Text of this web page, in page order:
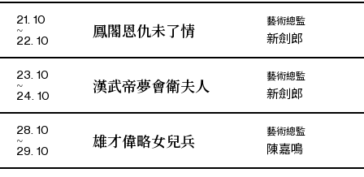
溫曜聲
21. 10
22. 10
鳳閣恩仇未了情 藝術總監
新劍郎
23. 10
24. 10
漢武帝夢會衛夫人 藝術總監
新劍郎
28. 10
29. 10
雄才偉略女兒兵 藝術總監
陳嘉鳴